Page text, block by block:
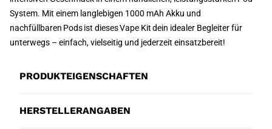
System. Mit einem langlebigen 1000 mAh Akku und
nachfüllbaren Pods ist dieses Vape Kit dein idealer Begleiter für
unterwegs – einfach, vielseitig und jederzeit einsatzbereit!
PRODUKTEIGENSCHAFTEN
HERSTELLERANGABEN